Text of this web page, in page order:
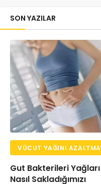
SON YAZILAR
VÜCUT YAĞINI AZALTMA
Gut Bakterileri Yağları
Nasıl Sakladığımızı